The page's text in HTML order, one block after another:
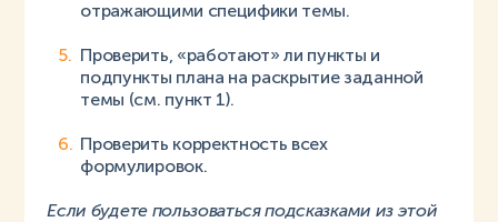
отражающими специфики темы.
Проверить, «работают» ли пункты и
подпункты плана на раскрытие заданной
темы (см. пункт 1).
Проверить корректность всех
формулировок.
Если будете пользоваться подсказками из этой